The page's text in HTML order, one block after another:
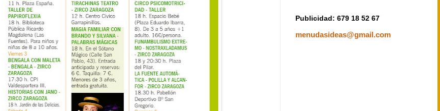
Publicidad: 679 18 52 67
menudasideas@gmail.com